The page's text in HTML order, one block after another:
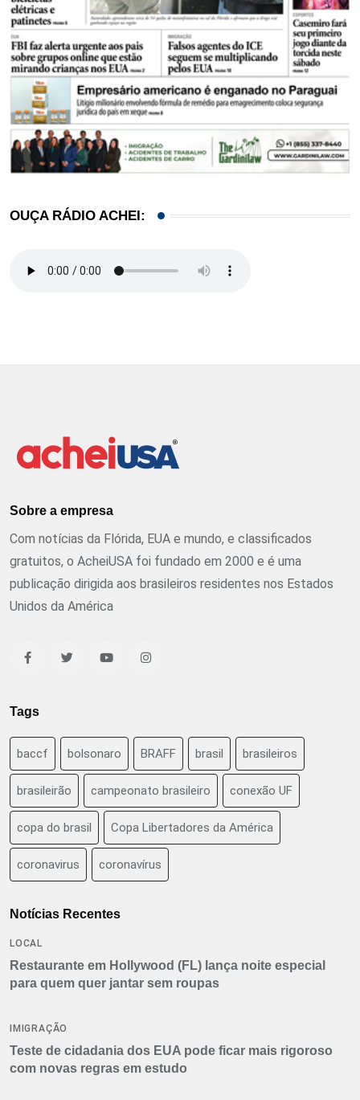
OUÇA RÁDIO ACHEI:
Sobre a empresa
Com notícias da Flórida, EUA e mundo, e classificados
gratuitos, o AcheiUSA foi fundado em 2000 e é uma
publicação dirigida aos brasileiros residentes nos Estados
Unidos da América
Tags
baccf bolsonaro BRAFF brasil brasileiros
brasileirão campeonato brasileiro conexão UF
copa do brasil Copa Libertadores da América
coronavirus coronavírus
Notícias Recentes
LOCAL
Restaurante em Hollywood (FL) lança noite especial
para quem quer jantar sem roupas
IMIGRAÇÃO
Teste de cidadania dos EUA pode ficar mais rigoroso
com novas regras em estudo